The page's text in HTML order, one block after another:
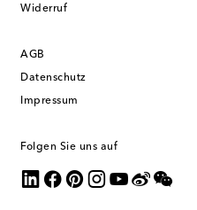
Widerruf
AGB
Datenschutz
Impressum
Folgen Sie uns auf